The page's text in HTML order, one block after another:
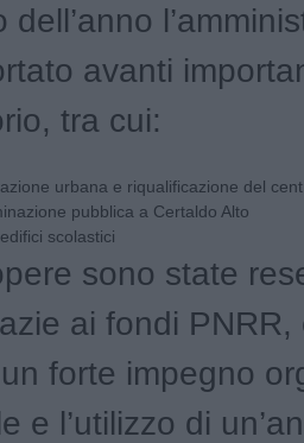
dell’anno
avanti
tra cui:
urbana e riqualificazione del
pubblica a Certaldo Alto
scolastici
sono state
ai fondi
forte impegno
e l’utilizzo di